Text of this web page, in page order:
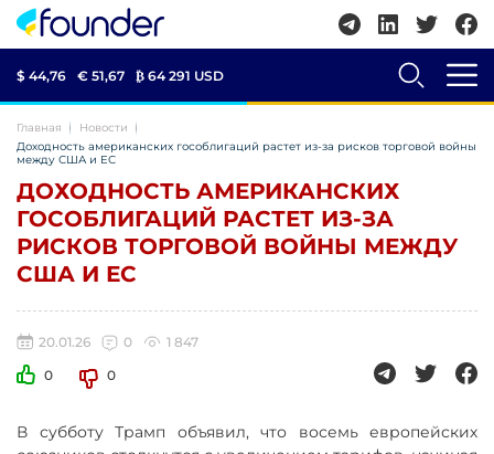
$ 44,76 € 51,67 ₿ 64 291 USD
Главная
Новости
Доходность американских гособлигаций растет из-за рисков торговой войны
между США и ЕС
ДОХОДНОСТЬ АМЕРИКАНСКИХ
ГОСОБЛИГАЦИЙ РАСТЕТ ИЗ-ЗА
РИСКОВ ТОРГОВОЙ ВОЙНЫ МЕЖДУ
США И ЕС
20.01.26 0
1 847
0
0
В субботу Трамп объявил, что восемь европейских